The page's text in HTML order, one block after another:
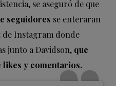
se aseguró de que
seguidores se enteraran
Instagram donde
junto a Davidson, que
likes y comentarios.